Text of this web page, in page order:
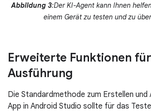
Abbildung 3:Der KI-Agent kann Ihnen
einem Gerät zu testen und zu
Erweiterte Funktionen
Ausführung
Die Standardmethode zum Erstellen und
App in Android Studio sollte für das